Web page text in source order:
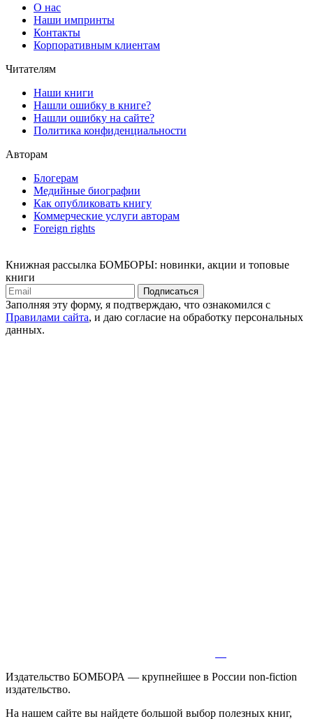
О нас
Наши импринты
Контакты
Корпоративным клиентам
Читателям
Наши книги
Нашли ошибку в книге?
Нашли ошибку на сайте?
Политика конфиденциальности
Авторам
Блогерам
Медийные биографии
Как опубликовать книгу
Коммерческие услуги авторам
Foreign rights
Книжная рассылка БОМБОРЫ: новинки, акции и топовые
книги
Подписаться
Заполняя эту форму, я подтверждаю, что ознакомился с
Правилами сайта, и даю согласие на обработку персональных
данных.
Издательство БОМБОРА — крупнейшее в России non-fiction
издательство.
На нашем сайте вы найдете большой выбор полезных книг,